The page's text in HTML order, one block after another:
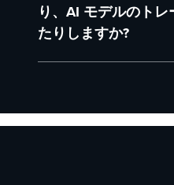
ー、AI ナレーシ
Audiate を単体ア
細については、セール
せください。
り、AI モデルのトレ
たりしますか?
は、それらの情報を保